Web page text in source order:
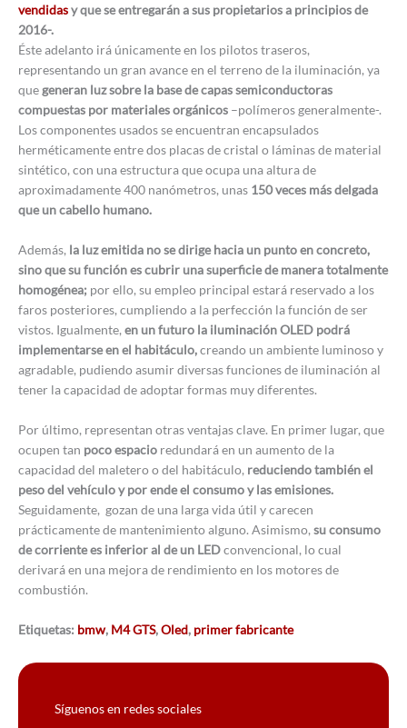
vendidasy que se entregarán a sus propietarios a principios de
2016-.
Éste adelanto irá únicamente en los pilotos traseros,
representando un gran avance en el terreno de la iluminación, ya
quegeneran luz sobre la base de capas semiconductoras
compuestas por materiales orgánicos –polímeros generalmente-.
Los componentes usados se encuentran encapsulados
herméticamente entre dos placas de cristal o láminas de material
sintético, con una estructura que ocupa una altura de
aproximadamente 400 nanómetros, unas 150 veces más delgada
que un cabello humano.
Además, la luz emitida no se dirige hacia un punto en concreto,
sino que su función es cubrir una superficie de manera totalmente
homogénea; por ello, su empleo principal estará reservado a los
faros posteriores, cumpliendo a la perfección la función de ser
vistos. Igualmente, en un futuro la iluminación OLED podrá
implementarse en el habitáculo,creando un ambiente luminoso y
agradable, pudiendo asumir diversas funciones de iluminación al
tener la capacidad de adoptar formas muy diferentes.
Por último, representan otras ventajas clave. En primer lugar, que
ocupen tan poco espacio redundará en un aumento de la
capacidad del maletero o del habitáculo, reduciendo también el
peso del vehículo y por ende el consumo y las emisiones.
Seguidamente, gozan de una larga vida útil y carecen
prácticamente de mantenimiento alguno. Asimismo, su consumo
de corriente es inferior al de un LEDconvencional, lo cual
derivará en una mejora de rendimiento en los motores de
combustión.
Etiquetas: bmw, M4 GTS,Oled, primer fabricante
Síguenos en redes sociales